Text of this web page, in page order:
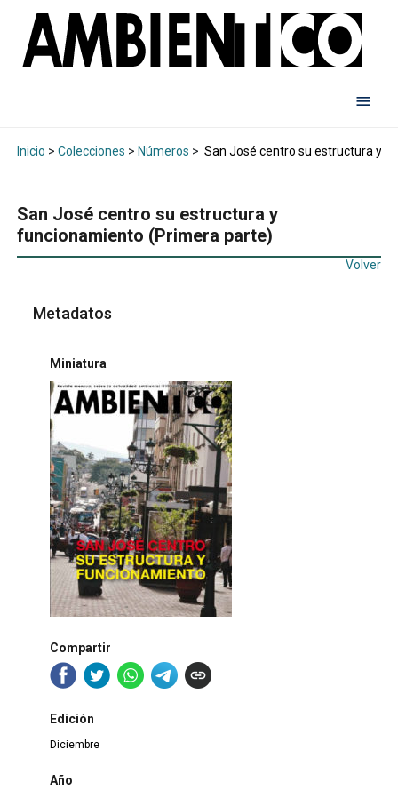
Inicio > Colecciones > Números > San José centro su estructura y
San José centro su estructura y
funcionamiento (Primera parte)
Volver
Metadatos
Miniatura
Compartir
Edición
Diciembre
Año